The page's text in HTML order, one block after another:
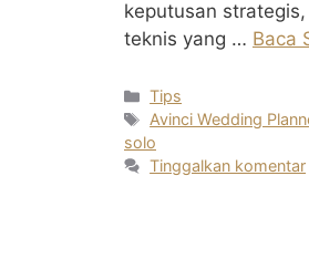
keputusan
teknis yang … Baca
Kategori
Tips
Tag
Avinci Wedding
solo
Tinggalkan komentar